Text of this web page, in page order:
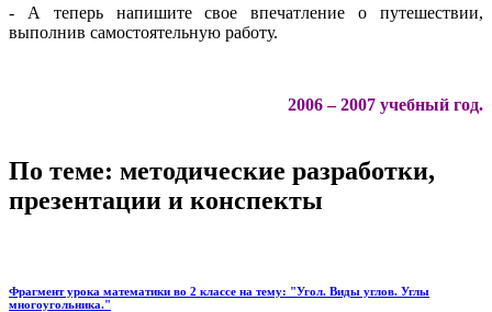
- А теперь напишите свое впечатление о путешествии,
выполнив самостоятельную работу.
2006 – 2007 учебный год.
По теме: методические разработки,
презентации и конспекты
Фрагмент урока математики во 2 классе на тему: "Угол. Виды углов. Углы
многоугольника."